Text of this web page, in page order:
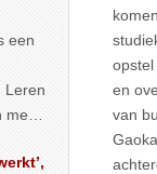
en
van
een
Leren